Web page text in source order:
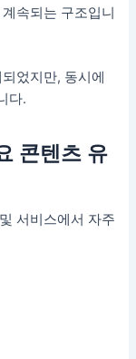
속되는 구조입니
었지만, 동시에
다.
콘텐츠 유
서비스에서 자주